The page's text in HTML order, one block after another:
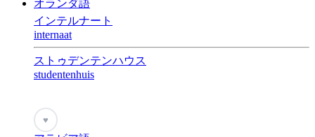
オランダ語
インテルナート
internaat
ストゥデンテンハウス
studentenhuis
♥